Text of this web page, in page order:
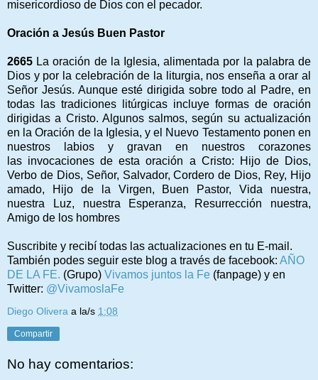
misericordioso de Dios con el pecador.
Oración a Jesús Buen Pastor
2665 La oración de la Iglesia, alimentada por la palabra de
Dios y por la celebración de la liturgia, nos enseña a orar al
Señor Jesús. Aunque esté dirigida sobre todo al Padre, en
todas las tradiciones litúrgicas incluye formas de oración
dirigidas a Cristo. Algunos salmos, según su actualización
en la Oración de la Iglesia, y el Nuevo Testamento ponen en
nuestros labios y gravan en nuestros corazones
las invocaciones de esta oración a Cristo: Hijo de Dios,
Verbo de Dios, Señor, Salvador, Cordero de Dios, Rey, Hijo
amado, Hijo de la Virgen, Buen Pastor, Vida nuestra,
nuestra Luz, nuestra Esperanza, Resurrección nuestra,
Amigo de los hombres
Suscribite y recibí todas las actualizaciones en tu E-mail.
También podes seguir este blog a través de facebook: AÑO
DE LA FE. (Grupo) Vivamos juntos la Fe (fanpage) y en
Twitter: @VivamoslaFe
Diego Olivera a la/s 1:08
Compartir
No hay comentarios: